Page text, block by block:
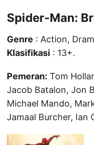
Spider-Man:
Genre : Action,
Klasifikasi : 13+.
Pemeran: Tom
Jacob Batalon, Jon
Michael Mando,
Jamaal Burcher, Ian